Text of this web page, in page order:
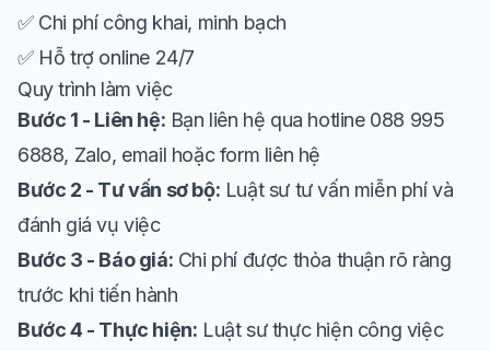
✅ Chi phí công khai, minh bạch
✅ Hỗ trợ online 24/7
Quy trình làm việc
Bước 1 - Liên hệ: Bạn liên hệ qua hotline 088 995
6888, Zalo, email hoặc form liên hệ
Bước 2 - Tư vấn sơ bộ: Luật sư tư vấn miễn phí và
đánh giá vụ việc
Bước 3 - Báo giá: Chi phí được thỏa thuận rõ ràng
trước khi tiến hành
Bước 4 - Thực hiện: Luật sư thực hiện công việc